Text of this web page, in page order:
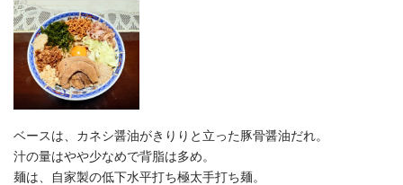
ベースは、カネシ醤油がきりりと立った豚骨醤油だれ。
汁の量はやや少なめで背脂は多め。
麺は、自家製の低下水平打ち極太手打ち麺。